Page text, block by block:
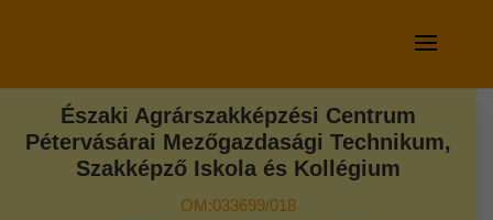
Északi Agrárszakképzési Centrum
Pétervásárai Mezőgazdasági Technikum,
Szakképző Iskola és Kollégium
OM:033699/018